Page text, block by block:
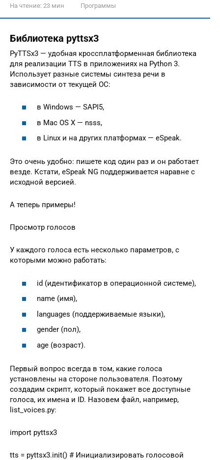
На чтение: 23 мин Программы
Библиотека pyttsx3
PyTTSx3 — удобная кроссплатформенная библиотека
для реализации TTS в приложениях на Python 3.
Использует разные системы синтеза речи в
зависимости от текущей ОС:
в Windows — SAPI5,
в Mac OS X — nsss,
в Linux и на других платформах — eSpeak.
Это очень удобно: пишете код один раз и он работает
везде. Кстати, eSpeak NG поддерживается наравне с
исходной версией.
А теперь примеры!
Просмотр голосов
У каждого голоса есть несколько параметров, с
которыми можно работать:
id (идентификатор в операционной системе),
name (имя),
languages (поддерживаемые языки),
gender (пол),
age (возраст).
Первый вопрос всегда в том, какие голоса
установлены на стороне пользователя. Поэтому
создадим скрипт, который покажет все доступные
голоса, их имена и ID. Назовем файл, например,
list_voices.py:
import pyttsx3
tts = pyttsx3.init() # Инициализировать голосовой